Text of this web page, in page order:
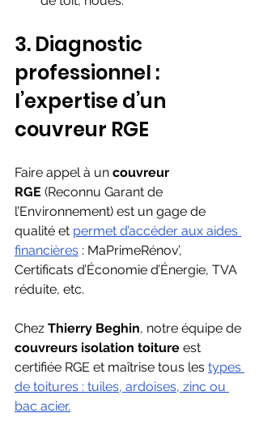
3. Diagnostic
professionnel :
l’expertise d’un
couvreur RGE
Faire appel à un couvreur
RGE (Reconnu Garant de
l’Environnement) est un gage de
qualité et permet d’accéder aux aides
financières : MaPrimeRénov’,
Certificats d’Économie d’Énergie, TVA
réduite, etc.
Chez Thierry Beghin, notre équipe de
couvreurs isolation toiture est
certifiée RGE et maîtrise tous les types
de toitures : tuiles, ardoises, zinc ou
bac acier.